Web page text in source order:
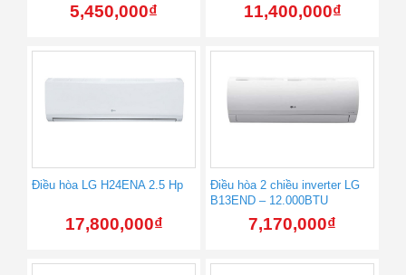
5,450,000₫ 11,400,000₫
Điều hòa LG H24ENA 2.5 Hp
17,800,000₫
Điều hòa 2 chiều inverter LG
B13END – 12.000BTU
7,170,000₫